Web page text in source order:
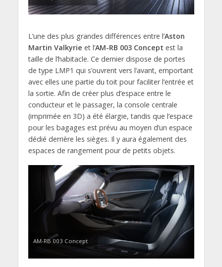
L’une des plus grandes différences entre l’Aston
Martin Valkyrie et l’AM-RB 003 Concept est la
taille de l’habitacle. Ce dernier dispose de portes
de type LMP1 qui s’ouvrent vers l’avant, emportant
avec elles une partie du toit pour faciliter l’entrée et
la sortie. Afin de créer plus d’espace entre le
conducteur et le passager, la console centrale
(imprimée en 3D) a été élargie, tandis que l’espace
pour les bagages est prévu au moyen d’un espace
dédié derrière les sièges. Il y aura également des
espaces de rangement pour de petits objets.
AM-RB 003 Concept